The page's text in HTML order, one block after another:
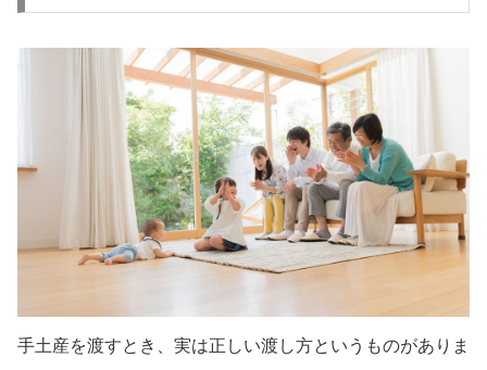
手土産を渡すとき、実は正しい渡し方というものがありま